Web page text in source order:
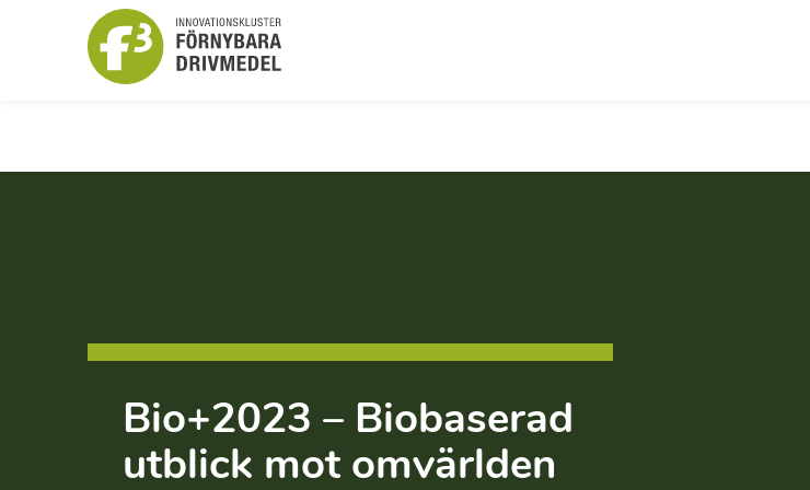
Bio+2023 – Biobaserad
utblick mot omvärlden